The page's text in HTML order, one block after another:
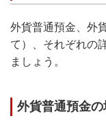
外貨普通預金、外
て）、それぞれの
ましょう。
外貨普通預金の